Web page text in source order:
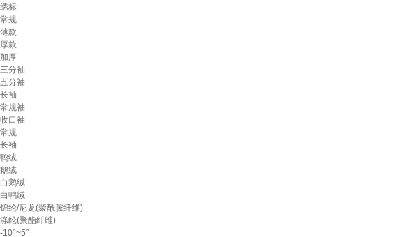
绣标
常规
薄款
厚款
加厚
三分袖
五分袖
长袖
常规袖
收口袖
常规
长袖
鸭绒
鹅绒
白鹅绒
白鸭绒
锦纶/尼龙(聚酰胺纤维)
涤纶(聚酯纤维)
-10°~5°